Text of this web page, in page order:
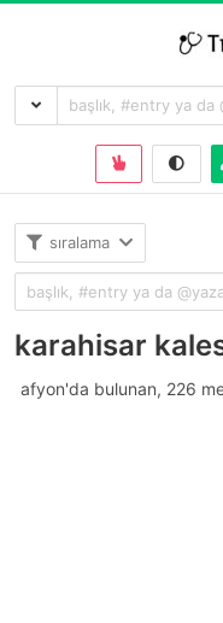
sıralama
karahisar
afyon'da bulunan, 226